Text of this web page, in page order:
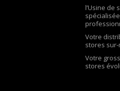
l’Usine de
Votre
stores
Votre
stores